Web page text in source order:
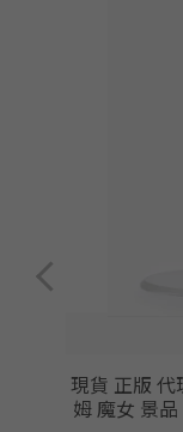
現貨 正版 代
姆 魔女 景